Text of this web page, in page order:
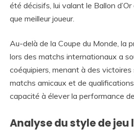
été décisifs, lui valant le Ballon
que meilleur joueur.
Au-delà de la Coupe du Monde, la
lors des matchs internationaux a
coéquipiers, menant à des
matchs amicaux et de
capacité à élever la performance de
Analyse du style de jeu